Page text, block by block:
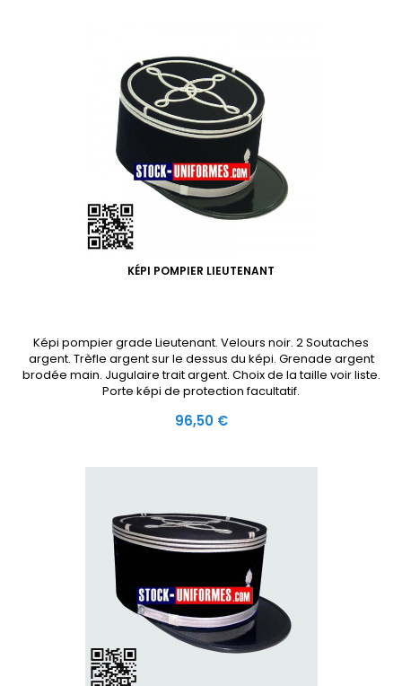
KÉPI POMPIER LIEUTENANT
Képi pompier grade Lieutenant. Velours noir. 2 Soutaches
argent. Trèfle argent sur le dessus du képi. Grenade argent
brodée main. Jugulaire trait argent. Choix de la taille voir liste.
Porte képi de protection facultatif.
Prix
96,50 €